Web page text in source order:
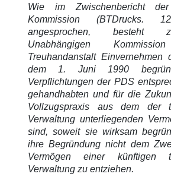
Wie im Zwischenbericht der
Kommission (BTDrucks.
angesprochen, besteht
Unabhängigen
Treuhandanstalt Einvernehmen
dem 1. Juni 1990
Verpflichtungen der PDS
gehandhabten und für die
Vollzugspraxis aus dem der
Verwaltung unterliegenden
sind, soweit sie wirksam
ihre Begründung nicht dem
Vermögen einer künftigen
Verwaltung zu entziehen.